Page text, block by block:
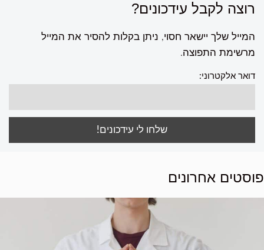
רוצה לקבל עידכונים?
המייל שלך יישאר חסוי, ניתן בקלות להסיר את המייל
מרשימת התפוצה.
דואר אלקטרוני:
פוסטים אחרונים